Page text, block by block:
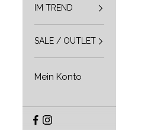
IM TREND
SALE / OUTLET
Mein Konto